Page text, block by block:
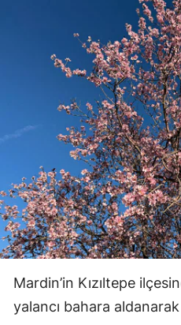
Mardin’in Kızıltepe
yalancı bahara